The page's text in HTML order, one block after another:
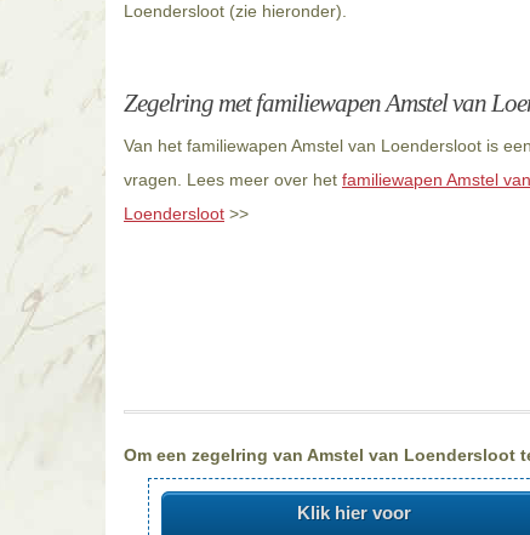
Loendersloot (zie hieronder).
Zegelring met familiewapen Amstel van
Van het familiewapen Amstel van Loendersloot is
vragen. Lees meer over het familiewapen Amstel
Loendersloot >>
Om een zegelring van Amstel van Loendersloot
Klik hier voor